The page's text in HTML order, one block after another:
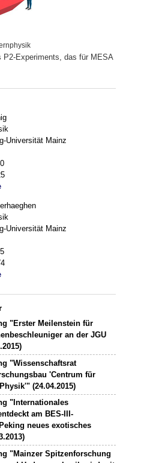
P2-Experiments, das für MESA
Universität Mainz
Universität Mainz
"Erster Meilenstein für
an der JGU
"Wissenschaftsrat
'Centrum für
(24.04.2015)
"Internationales
am BES-III-
neues exotisches
"Mainzer Spitzenforschung